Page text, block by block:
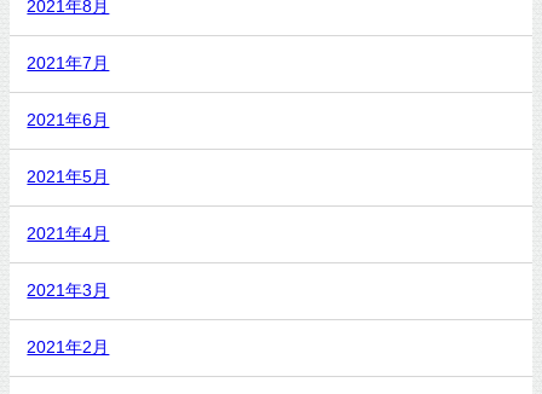
2021年8月
2021年7月
2021年6月
2021年5月
2021年4月
2021年3月
2021年2月